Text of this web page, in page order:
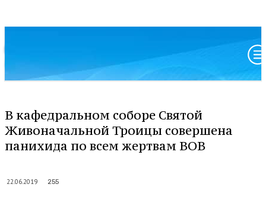
Анадырская и Чукотская епархия
В кафедральном соборе Святой
Живоначальной Троицы совершена
панихида по всем жертвам ВОВ
22.06.2019 255